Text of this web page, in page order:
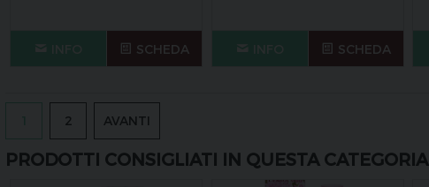
SCHEDA SCHEDA
2 AVANTI
PRODOTTI CONSIGLIATI IN QUESTA CATEGORIA